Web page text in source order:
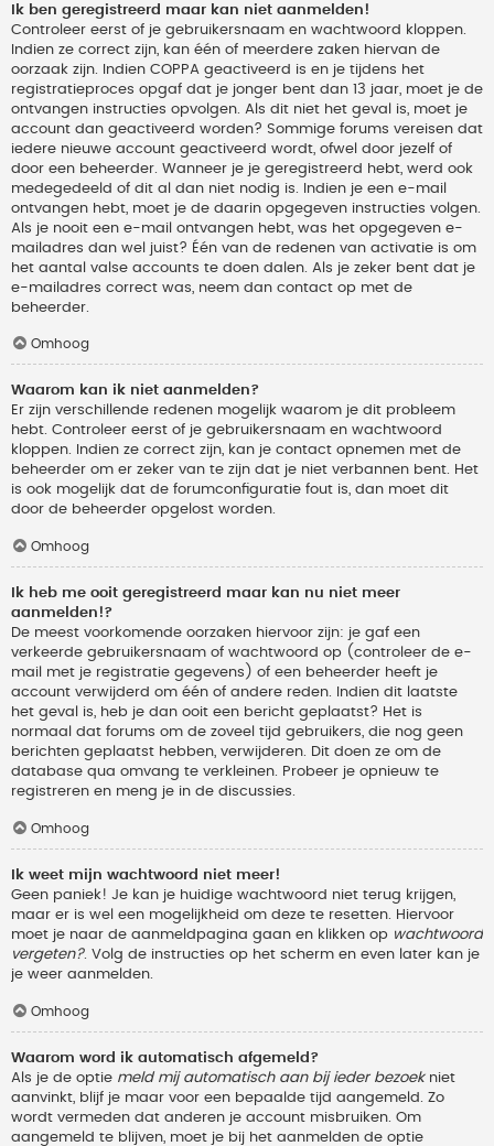
Ik ben geregistreerd maar kan niet aanmelden!
Controleer eerst of je gebruikersnaam en wachtwoord kloppen.
Indien ze correct zijn, kan één of meerdere zaken hiervan de
oorzaak zijn. Indien COPPA geactiveerd is en je tijdens het
registratieproces opgaf dat je jonger bent dan 13 jaar, moet je de
ontvangen instructies opvolgen. Als dit niet het geval is, moet je
account dan geactiveerd worden? Sommige forums vereisen dat
iedere nieuwe account geactiveerd wordt, ofwel door jezelf of
door een beheerder. Wanneer je je geregistreerd hebt, werd ook
medegedeeld of dit al dan niet nodig is. Indien je een e-mail
ontvangen hebt, moet je de daarin opgegeven instructies volgen.
Als je nooit een e-mail ontvangen hebt, was het opgegeven e-
mailadres dan wel juist? Één van de redenen van activatie is om
het aantal valse accounts te doen dalen. Als je zeker bent dat je
e-mailadres correct was, neem dan contact op met de
beheerder.
Omhoog
Waarom kan ik niet aanmelden?
Er zijn verschillende redenen mogelijk waarom je dit probleem
hebt. Controleer eerst of je gebruikersnaam en wachtwoord
kloppen. Indien ze correct zijn, kan je contact opnemen met de
beheerder om er zeker van te zijn dat je niet verbannen bent. Het
is ook mogelijk dat de forumconfiguratie fout is, dan moet dit
door de beheerder opgelost worden.
Omhoog
Ik heb me ooit geregistreerd maar kan nu niet meer
aanmelden!?
De meest voorkomende oorzaken hiervoor zijn: je gaf een
verkeerde gebruikersnaam of wachtwoord op (controleer de e-
mail met je registratie gegevens) of een beheerder heeft je
account verwijderd om één of andere reden. Indien dit laatste
het geval is, heb je dan ooit een bericht geplaatst? Het is
normaal dat forums om de zoveel tijd gebruikers, die nog geen
berichten geplaatst hebben, verwijderen. Dit doen ze om de
database qua omvang te verkleinen. Probeer je opnieuw te
registreren en meng je in de discussies.
Omhoog
Ik weet mijn wachtwoord niet meer!
Geen paniek! Je kan je huidige wachtwoord niet terug krijgen,
maar er is wel een mogelijkheid om deze te resetten. Hiervoor
moet je naar de aanmeldpagina gaan en klikken op wachtwoord
vergeten?. Volg de instructies op het scherm en even later kan je
je weer aanmelden.
Omhoog
Waarom word ik automatisch afgemeld?
Als je de optie meld mij automatisch aan bij ieder bezoekniet
aanvinkt, blijf je maar voor een bepaalde tijd aangemeld. Zo
wordt vermeden dat anderen je account misbruiken. Om
aangemeld te blijven, moet je bij het aanmelden de optie